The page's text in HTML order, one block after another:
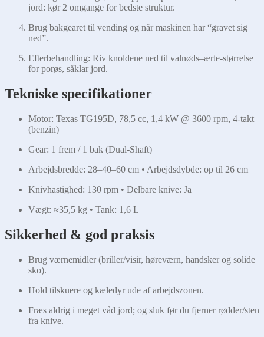
jord: kør 2 omgange for bedste struktur.
Brug bakgearet til vending og når maskinen har “gravet sig
ned”.
Efterbehandling: Riv knoldene ned til valnøds–ærte-størrelse
for porøs, såklar jord.
Tekniske specifikationer
Motor: Texas TG195D, 78,5 cc, 1,4 kW @ 3600 rpm, 4-takt
(benzin)
Gear: 1 frem / 1 bak (Dual-Shaft)
Arbejdsbredde: 28–40–60 cm • Arbejdsdybde: op til 26 cm
Knivhastighed: 130 rpm • Delbare knive: Ja
Vægt: ≈35,5 kg • Tank: 1,6 L
Sikkerhed & god praksis
Brug værnemidler (briller/visir, høreværn, handsker og solide
sko).
Hold tilskuere og kæledyr ude af arbejdszonen.
Fræs aldrig i meget våd jord; og sluk før du fjerner rødder/sten
fra knive.